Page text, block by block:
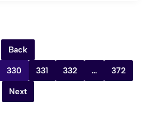
Back
330 331 332 … 372
Next